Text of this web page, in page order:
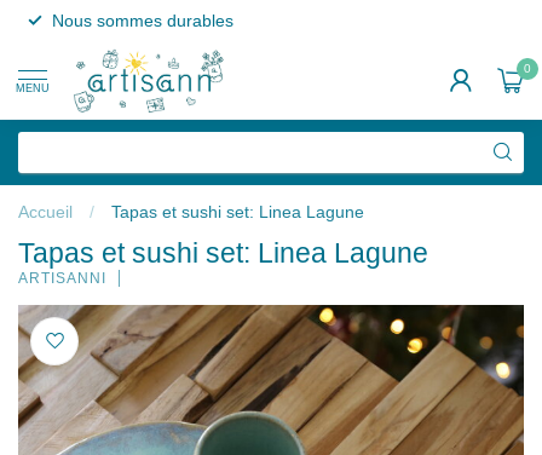
Nous sommes durables
MENU
0
Accueil / Tapas et sushi set: Linea Lagune
Tapas et sushi set: Linea Lagune
ARTISANNI